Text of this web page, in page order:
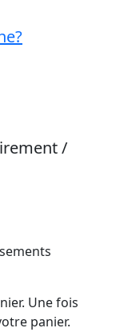
/
Une fois
panier.